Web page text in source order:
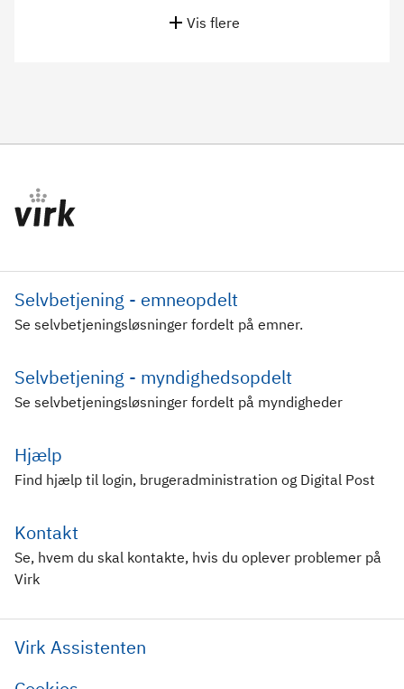
Vis flere
Selvbetjening - emneopdelt
Se selvbetjeningsløsninger fordelt på emner.
Selvbetjening - myndighedsopdelt
Se selvbetjeningsløsninger fordelt på myndigheder
Hjælp
Find hjælp til login, brugeradministration og Digital Post
Kontakt
Se, hvem du skal kontakte, hvis du oplever problemer på
Virk
Virk Assistenten